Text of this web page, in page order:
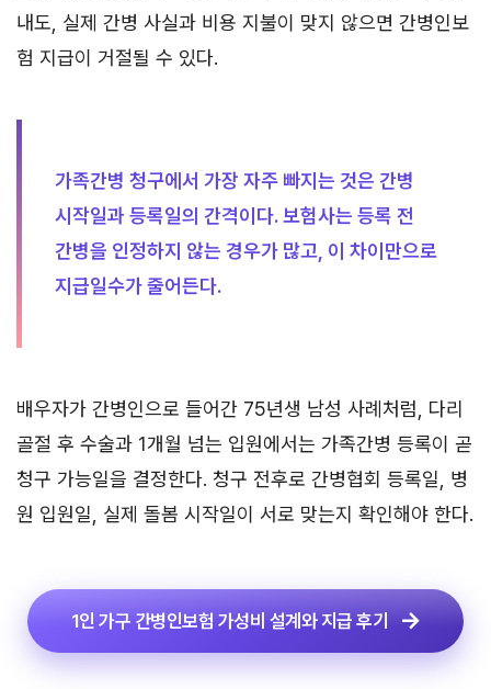
내도, 실제 간병 사실과 비용 지불이 맞지 않으면 간병인보
험 지급이 거절될 수 있다.
가족간병 청구에서 가장 자주 빠지는 것은 간병
시작일과 등록일의 간격이다. 보험사는 등록 전
간병을 인정하지 않는 경우가 많고, 이 차이만으로
지급일수가 줄어든다.
배우자가 간병인으로 들어간 75년생 남성 사례처럼, 다리
골절 후 수술과 1개월 넘는 입원에서는 가족간병 등록이 곧
청구 가능일을 결정한다. 청구 전후로 간병협회 등록일, 병
원 입원일, 실제 돌봄 시작일이 서로 맞는지 확인해야 한다.
1인 가구 간병인보험 가성비 설계와 지급 후기